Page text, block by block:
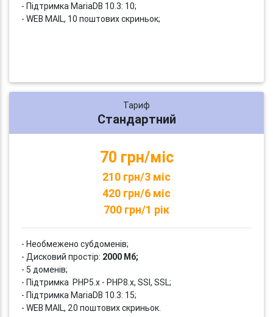
- Підтримка MariaDB 10.3: 10;
- WEB MAIL, 10 поштових скриньок;
Тариф
Стандартний
70 грн/міс
210 грн/3 міс
420 грн/6 міс
700 грн/1 рік
- Необмежено субдоменів;
- Дисковий простір: 2000 Мб;
- 5 доменів;
- Підтримка PHP5.x - PHP8.x, SSI, SSL;
- Підтримка MariaDB 10.3: 15;
- WEB MAIL, 20 поштових скриньок.